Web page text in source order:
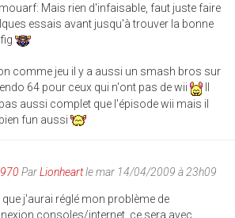
Mais rien d'infaisable, faut juste faire
essais avant jusqu'à trouver la bonne
comme jeu il y a aussi un smash bros sur
64 pour ceux qui n'ont pas de wii
aussi complet que l'épisode wii mais il
fun aussi
ParLionheartle mar 14/04/2009 à 23h09
que j'aurai réglé mon problème de
consoles/internet, ce sera avec